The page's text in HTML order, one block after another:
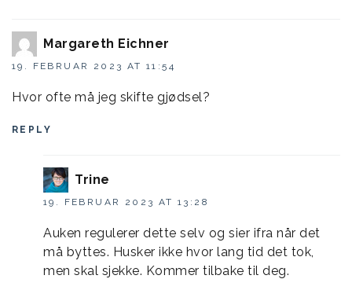
Margareth Eichner
19. FEBRUAR 2023 AT 11:54
Hvor ofte må jeg skifte gjødsel?
REPLY
Trine
19. FEBRUAR 2023 AT 13:28
Auken regulerer dette selv og sier ifra når det
må byttes. Husker ikke hvor lang tid det tok,
men skal sjekke. Kommer tilbake til deg.